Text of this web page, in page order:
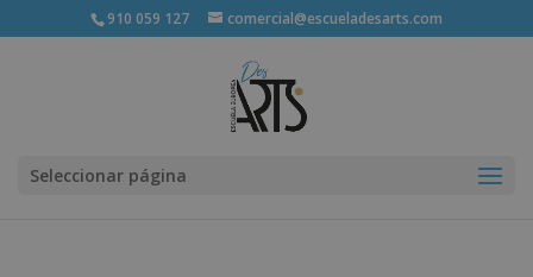
910 059 127 comercial@escueladesarts.com
Seleccionar página